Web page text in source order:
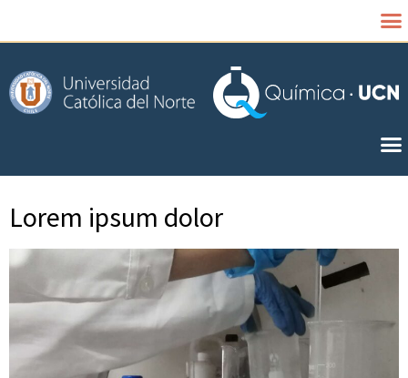
Lorem ipsum dolor